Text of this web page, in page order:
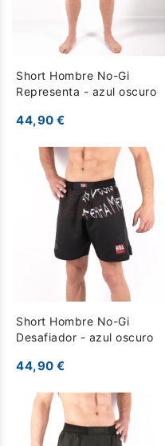
Short Hombre No-Gi
Representa - azul oscuro
44,90 €
Short Hombre No-Gi
Desafiador - azul oscuro
44,90 €